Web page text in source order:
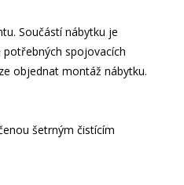
Součástí nábytku je
spojovacích
objednat montáž nábytku.
šetrným čistícím